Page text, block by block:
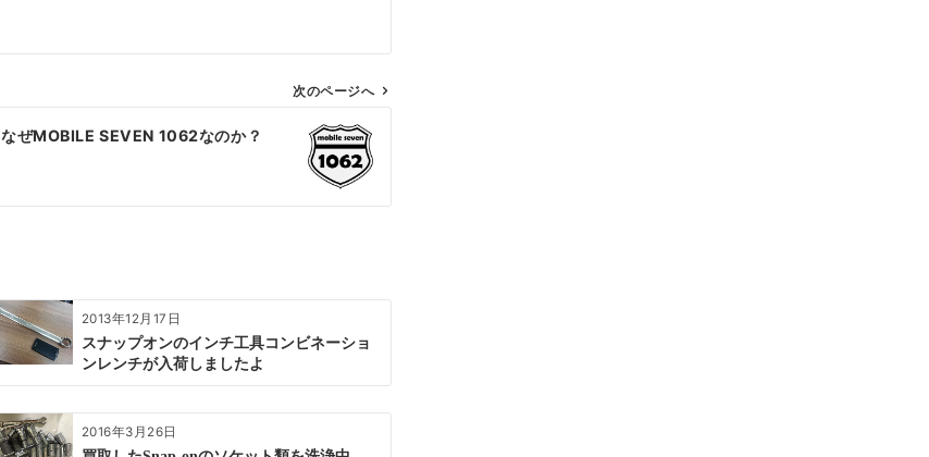
次のページへ
なぜMOBILE SEVEN 1062なのか？
2013年12月17日
スナップオンのインチ工具コンビネーショ
ンレンチが入荷しましたよ
2016年3月26日